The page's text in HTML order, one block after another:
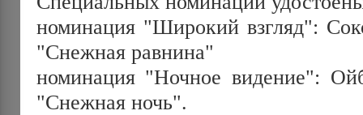
номинация "Широкий взгляд":
"Снежная равнина"
номинация "Ночное видение":
"Снежная ночь".